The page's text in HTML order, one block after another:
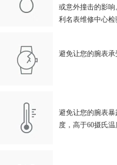
或意外撞击的影
利名表维修中心检
避免让您的腕表承
避免让您的腕表
度，高于60摄氏温